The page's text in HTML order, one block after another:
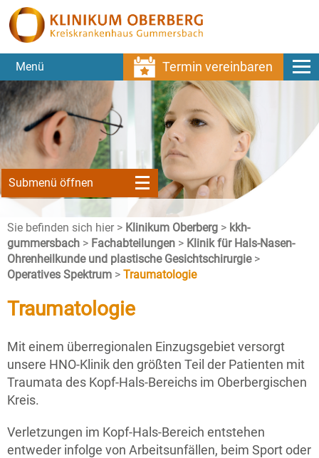
Termin vereinbaren
Menü
Submenü öffnen
Sie befinden sich hier > Klinikum Oberberg > kkh-
gummersbach > Fachabteilungen > Klinik für Hals-Nasen-
Ohrenheilkunde und plastische Gesichtschirurgie >
Operatives Spektrum > Traumatologie
Traumatologie
Mit einem überregionalen Einzugsgebiet versorgt
unsere HNO-Klinik den größten Teil der Patienten mit
Traumata des Kopf-Hals-Bereichs im Oberbergischen
Kreis.
Verletzungen im Kopf-Hals-Bereich entstehen
entweder infolge von Arbeitsunfällen, beim Sport oder